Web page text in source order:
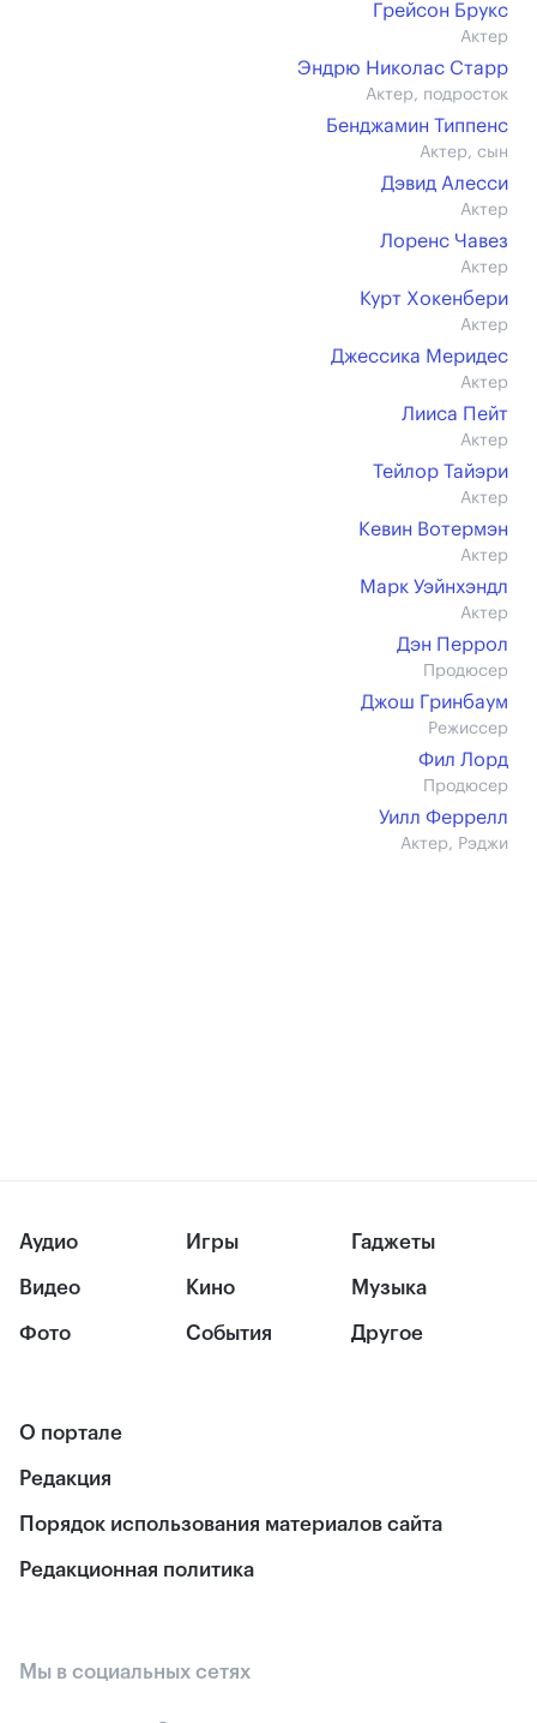
Грейсон Брукс
Актер
Эндрю Николас Старр
Актер, подросток
Бенджамин Типпенс
Актер, сын
Дэвид Алесси
Актер
Лоренс Чавез
Актер
Курт Хокенбери
Актер
Джессика Меридес
Актер
Лииса Пейт
Актер
Тейлор Тайэри
Актер
Кевин Вотермэн
Актер
Марк Уэйнхэндл
Актер
Дэн Перрол
Продюсер
Джош Гринбаум
Режиссер
Фил Лорд
Продюсер
Уилл Феррелл
Актер, Рэджи
Аудио
Видео
Фото
Игры
Кино
События
Гаджеты
Музыка
Другое
О портале
Редакция
Порядок использования материалов сайта
Редакционная политика
Мы в социальных сетях